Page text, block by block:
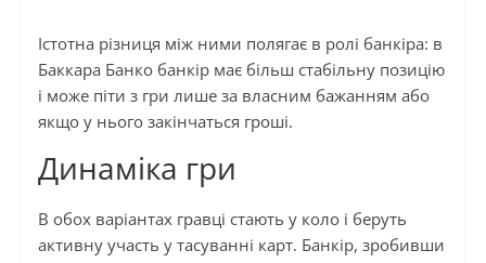
Істотна різниця між ними полягає в ролі банкіра: в
Баккара Банко банкір має більш стабільну позицію
і може піти з гри лише за власним бажанням або
якщо у нього закінчаться гроші.
Динаміка гри
В обох варіантах гравці стають у коло і беруть
активну участь у тасуванні карт. Банкір, зробивши